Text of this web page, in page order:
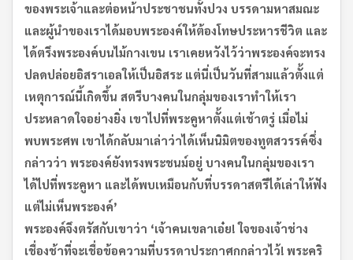
ของพระเจ้าและต่อหน้าประชาชนทั้งปวง บรรดามหาสมณะ
และผู้นำของเราได้มอบพระองค์ให้ต้องโทษประหารชีวิต และ
ได้ตรึงพระองค์บนไม้กางเขน เราเคยหวังไว้ว่าพระองค์จะทรง
ปลดปล่อยอิสราเอลให้เป็นอิสระ แต่นี่เป็นวันที่สามแล้วตั้งแต่
เหตุการณ์นี้เกิดขึ้น สตรีบางคนในกลุ่มของเราทำให้เรา
ประหลาดใจอย่างยิ่ง เขาไปที่พระคูหาตั้งแต่เช้าตรู่ เมื่อไม่
พบพระศพ เขาได้กลับมาเล่าว่าได้เห็นนิมิตของทูตสวรรค์ซึ่ง
กล่าวว่า พระองค์ยังทรงพระชนม์อยู่ บางคนในกลุ่มของเรา
ได้ไปที่พระคูหา และได้พบเหมือนกับที่บรรดาสตรีได้เล่าให้ฟัง
แต่ไม่เห็นพระองค์’
พระองค์จึงตรัสกับเขาว่า ‘เจ้าคนเขลาเอ๋ย! ใจของเจ้าช่าง
เชื่องช้าที่จะเชื่อข้อความที่บรรดาประกาศกกล่าวไว้! พระคริ